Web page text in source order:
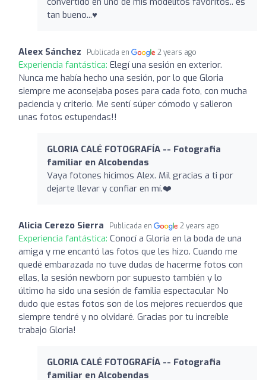
tan bueno...♥️
Aleex Sánchez Publicada en 2 years ago
Experiencia fantástica: Elegí una sesión en exterior.
Nunca me había hecho una sesión, por lo que Gloria
siempre me aconsejaba poses para cada foto, con mucha
paciencia y criterio. Me sentí súper cómodo y salieron
unas fotos estupendas!!
GLORIA CALÉ FOTOGRAFÍA -- Fotografia
familiar en Alcobendas
Vaya fotones hicimos Alex. Mil gracias a ti por
dejarte llevar y confiar en mí.❤️
Alicia Cerezo Sierra Publicada en 2 years ago
Experiencia fantástica: Conocí a Gloria en la boda de una
amiga y me encantó las fotos que les hizo. Cuando me
quedé embarazada no tuve dudas de hacerme fotos con
ellas, la sesión newborn por supuesto también y lo
último ha sido una sesión de familia espectacular No
dudo que estas fotos son de los mejores recuerdos que
siempre tendré y no olvidaré. Gracias por tu increíble
trabajo Gloria!
GLORIA CALÉ FOTOGRAFÍA -- Fotografia
familiar en Alcobendas